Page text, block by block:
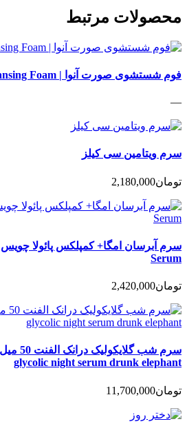
محصولات مرتبط
فوم شستشوی صورت آنوا | Anua Cleansing Foam
—
سرم ویتامین سی کیلز
تومان2,180,000
Serum
تومان2,420,000
glycolic night serum drunk elephant
تومان11,700,000